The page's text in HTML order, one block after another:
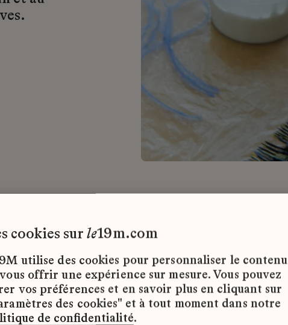
d’emploi disponibles pour le moment.
cookies sur le19m.com
utilise des cookies pour personnaliser le contenu
offrir une expérience sur mesure. Vous pouvez
vos préférences et en savoir plus en cliquant sur
des cookies" et à tout moment dans notre
de confidentialité.